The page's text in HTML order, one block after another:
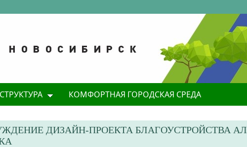
СТРУКТУРА КОМФОРТНАЯ ГОРОДСКАЯ СРЕДА
ДИЗАЙН-ПРОЕКТА БЛАГОУСТРОЙСТВА